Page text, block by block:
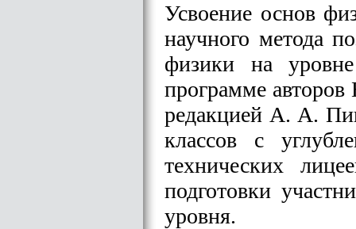
Усвоение основ
научного метода
физики на
программе
редакцией А. А.
классов с
технических
подготовки
уровня.